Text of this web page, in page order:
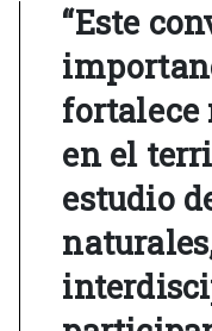
“Este
fortalece
en el
estudio